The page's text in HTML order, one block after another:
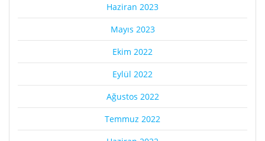
Haziran 2023
Mayıs 2023
Ekim 2022
Eylül 2022
Ağustos 2022
Temmuz 2022